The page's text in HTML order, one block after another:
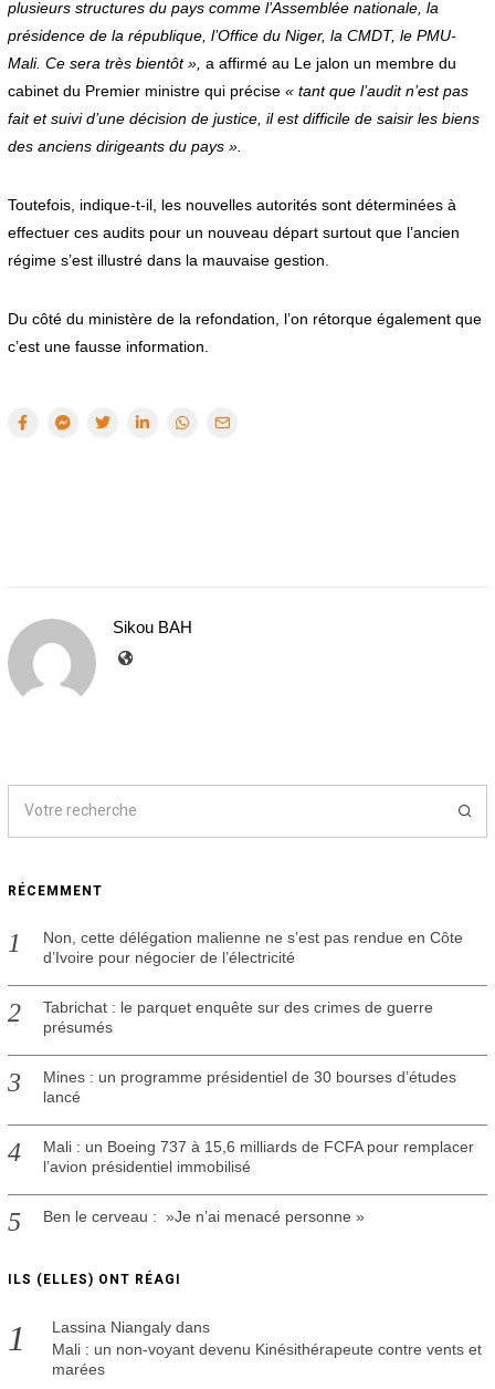
plusieurs structures du pays comme l’Assemblée nationale, la
présidence de la république, l’Office du Niger, la CMDT, le PMU-
Mali. Ce sera très bientôt », a affirmé au Le jalon un membre du
cabinet du Premier ministre qui précise « tant que l’audit n’est pas
fait et suivi d’une décision de justice, il est difficile de saisir les biens
des anciens dirigeants du pays ».
Toutefois, indique-t-il, les nouvelles autorités sont déterminées à
effectuer ces audits pour un nouveau départ surtout que l’ancien
régime s’est illustré dans la mauvaise gestion.
Du côté du ministère de la refondation, l’on rétorque également que
c’est une fausse information.
Sikou BAH
RÉCEMMENT
Non, cette délégation malienne ne s’est pas rendue en Côte
d’Ivoire pour négocier de l’électricité
Tabrichat : le parquet enquête sur des crimes de guerre
présumés
Mines : un programme présidentiel de 30 bourses d’études
lancé
Mali : un Boeing 737 à 15,6 milliards de FCFA pour remplacer
l’avion présidentiel immobilisé
Ben le cerveau : »Je n’ai menacé personne »
ILS (ELLES) ONT RÉAGI
Lassina Niangalydans
Mali : un non-voyant devenu Kinésithérapeute contre vents et
marées